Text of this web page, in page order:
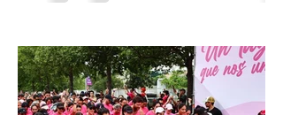
Las Cuatro Estaciones de Antonio Vivaldi y
Las Cuatro Estaciones Porteñas de Astor
Piazzolla. Déja